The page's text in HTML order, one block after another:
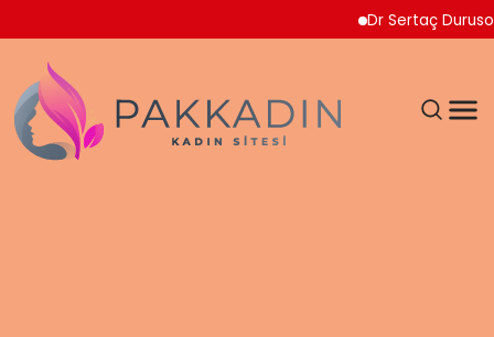
Dr Sertaç Durusoy